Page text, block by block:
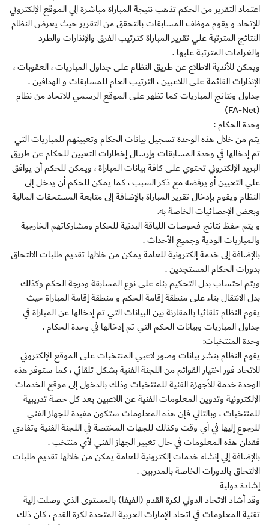
اعتماد التقرير من الحكم تذهب نتيجة المباراة مباشرة إلي الموقع الإلكتروني
للإتحاد و يقوم موظف المسابقات بالتحقق من التقرير حيث يعرض النظام
النتائج المترتبة علي تقرير المباراة كترتيب الفرق والإنذارات والطرد
والغرامات المترتبة عليها .
ويمكن للأندية الاطلاع عن طريق النظام على جداول المباريات ، العقوبات ،
الإنذارات القائمة على اللاعبين ، الترتيب العام للمسابقات و الهدافين .
جداول ونتائج المباريات كما تظهر على الموقع الرسمي للاتحاد من نظام
(FA-Net)
وحدة الحكام :
يتم من خلال هذه الوحدة تسجيل بيانات الحكام وتعيينهم للمباريات التي
تم إدخالها في وحدة المسابقات وإرسال إخطارات التعيين للحكام عن طريق
البريد الإلكتروني تحتوي على كافة بيانات المباراة ، ويمكن للحكم أن يوافق
علي التعيين أو يرفضه مع ذكر السبب ، كما يمكن للحكم أن يدخل إلى
النظام ويقوم بإدخال تقرير المباراة بالإضافة إلى متابعة المستحقات المالية
وبعض الإحصائيات الخاصة به.
و يتم حفظ نتائج فحوصات اللياقة البدنية للحكام ومشاركاتهم الخارجية
والمباريات الودية وجميع الأحداث .
بالإضافة إلى خدمة إلكترونية للعامة يمكن من خلالها تقديم طلبات الالتحاق
بدورات الحكام المستجدين .
ويتم احتساب بدل التحكيم بناء على نوع المسابقة ودرجة الحكم وكذلك
بدل الانتقال بناء على منطقة إقامة الحكم و منطقة إقامة المباراة حيث
يقوم النظام تلقائيا بالمقارنة بين البيانات التي تم إدخالها عن المباراة في
جداول المباريات وبيانات الحكم التي تم إدخالها في وحدة الحكام .
وحدة المنتخبات:
يقوم النظام بنشر بيانات وصور لاعبي المنتخبات على الموقع الإلكتروني
للاتحاد فور اختيار القوائم من اللجنة الفنية بشكل تلقائي ، كما ستوفر هذه
الوحدة خدمة للأجهزة الفنية للمنتخبات وذلك بالدخول إلى موقع الخدمات
الإلكترونية وتدوين المعلومات الفنية عن اللاعبين بعد كل حصة تدريبية
للمنتخبات ، وبالتالي فإن هذه المعلومات ستكون مفيدة للجهاز الفني
للرجوع إليها في أي وقت وكذلك للجهات المختصة في اللجنة الفنية وتفادي
فقدان هذه المعلومات في حال تغيير الجهاز الفني لأي منتخب .
بالإضافة إلي إنشاء خدمات إلكترونية للعامة يمكن من خلالها تقديم طلبات
الالتحاق بالدورات الخاصة بالمدربين .
إشادة دولية
وقد أشاد الاتحاد الدولي لكرة القدم (الفيفا) بالمستوى الذي وصلت إلية
تقنية المعلومات في اتحاد الإمارات العربية المتحدة لكرة القدم ، كان ذلك